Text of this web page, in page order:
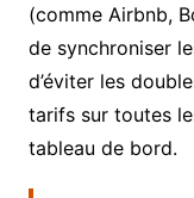
(comme Airbnb,
de synchroniser
d’éviter les
tarifs sur toutes
tableau de bord.